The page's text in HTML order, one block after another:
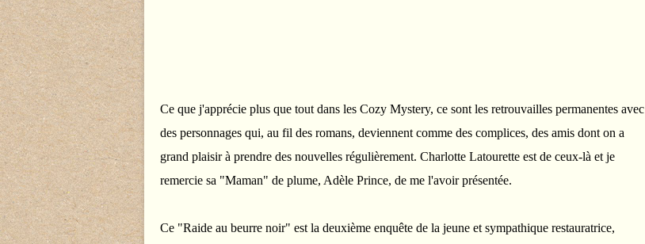
Ce que j'apprécie plus que tout dans les Cozy Mystery, ce sont les retrouvailles permanentes avec
des personnages qui, au fil des romans, deviennent comme des complices, des amis dont on a
grand plaisir à prendre des nouvelles régulièrement. Charlotte Latourette est de ceux-là et je
remercie sa "Maman" de plume, Adèle Prince, de me l'avoir présentée.
Ce "Raide au beurre noir" est la deuxième enquête de la jeune et sympathique restauratrice,